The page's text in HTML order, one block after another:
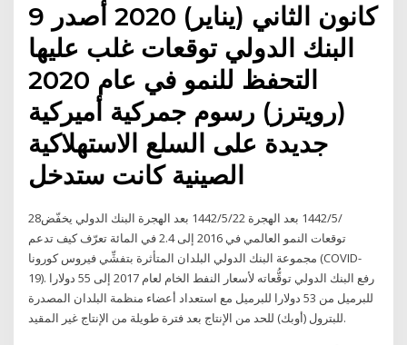
9 كانون الثاني (يناير) 2020 أصدر
البنك الدولي توقعات غلب عليها
التحفظ للنمو في عام 2020
(رويترز) رسوم جمركية أميركية
جديدة على السلع الاستهلاكية
28‏‏/5‏‏/1442 بعد الهجرة 22‏‏/5‏‏/1442 بعد الهجرة البنك الدولي يخفّض
توقعات النمو العالمي في 2016 إلى 2.4 في المائة تعرّف كيف تدعم
مجموعة البنك الدولي البلدان المتأثرة بتفشِّي فيروس كورونا (COVID-
19). رفع البنك الدولي توقُّعاته لأسعار النفط الخام لعام 2017 إلى 55 دولارا
للبرميل من 53 دولارا للبرميل مع استعداد أعضاء منظمة البلدان المصدرة
للبترول (أوبك) للحد من الإنتاج بعد فترة طويلة من الإنتاج غير المقيد.